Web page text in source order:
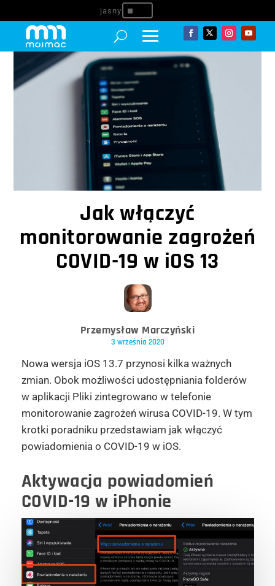
^
Jak włączyć
monitorowanie zagrożeń
COVID-19 w iOS 13
Przemysław Marczyński
3 września 2020
Nowa wersja iOS 13.7 przynosi kilka ważnych
zmian. Obok możliwości udostępniania folderów
w aplikacji Pliki zintegrowano w telefonie
monitorowanie zagrożeń wirusa COVID-19. W tym
krotki poradniku przedstawiam jak włączyć
powiadomienia o COVID-19 w iOS.
Aktywacja powiadomień
COVID-19 w iPhonie